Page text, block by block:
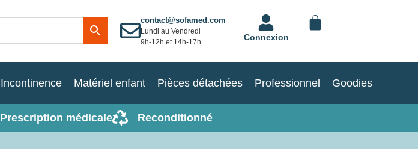
contact@sofamed.com
Lundi au Vendredi
9h-12h et 14h-17h
Connexion
Incontinence Matériel enfant Pièces détachées Professionnel Goodies
Prescription médicale Reconditionné